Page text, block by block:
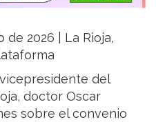
de 2026 | La Rioja,
del
doctor Oscar
sobre el convenio